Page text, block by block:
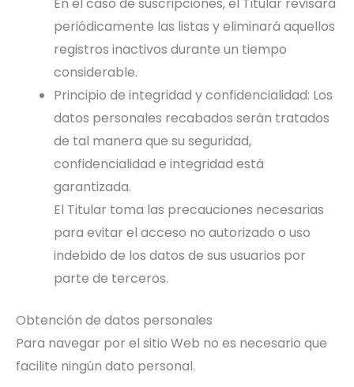
periódicamente las listas y eliminará aquellos
registros inactivos durante un tiempo
considerable.
Principio de integridad y confidencialidad: Los
datos personales recabados serán tratados
de tal manera que su seguridad,
confidencialidad e integridad está
garantizada.
El Titular toma las precauciones necesarias
para evitar el acceso no autorizado o uso
indebido de los datos de sus usuarios por
parte de terceros.
Obtención de datos personales
Para navegar por el sitio Web no es necesario que
facilite ningún dato personal.